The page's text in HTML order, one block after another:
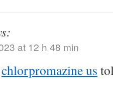
at 12 h 48 min
chlorpromazine us